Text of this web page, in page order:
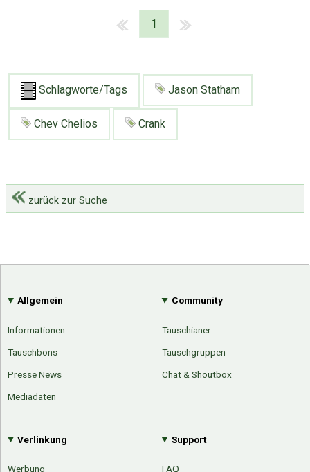
1
Schlagworte/Tags Jason Statham
Chev Chelios Crank
zurück zur Suche
Allgemein
Informationen
Tauschbons
Presse News
Mediadaten
Community
Tauschianer
Tauschgruppen
Chat & Shoutbox
Verlinkung
Werbung
Support
FAQ